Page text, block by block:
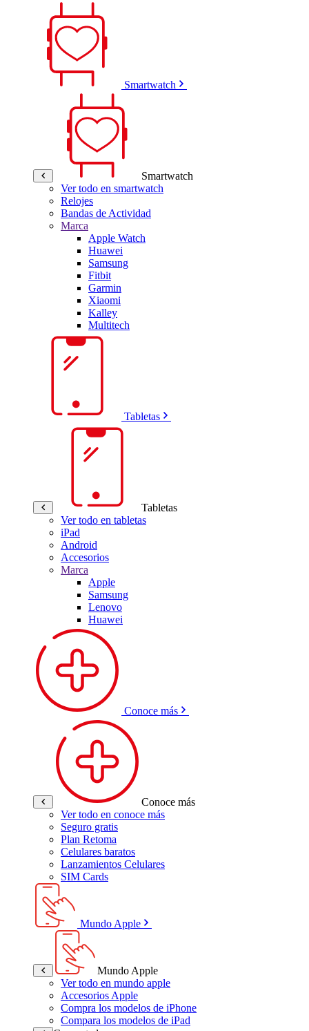
Smartwatch
Smartwatch
Ver todo en smartwatch
Relojes
Bandas de Actividad
Marca
Apple Watch
Huawei
Samsung
Fitbit
Garmin
Xiaomi
Kalley
Multitech
Tabletas
Tabletas
Ver todo en tabletas
iPad
Android
Accesorios
Marca
Apple
Samsung
Lenovo
Huawei
Conoce más
Conoce más
Ver todo en conoce más
Seguro gratis
Plan Retoma
Celulares baratos
Lanzamientos Celulares
SIM Cards
Mundo Apple
Mundo Apple
Ver todo en mundo apple
Accesorios Apple
Compra los modelos de iPhone
Compara los modelos de iPad